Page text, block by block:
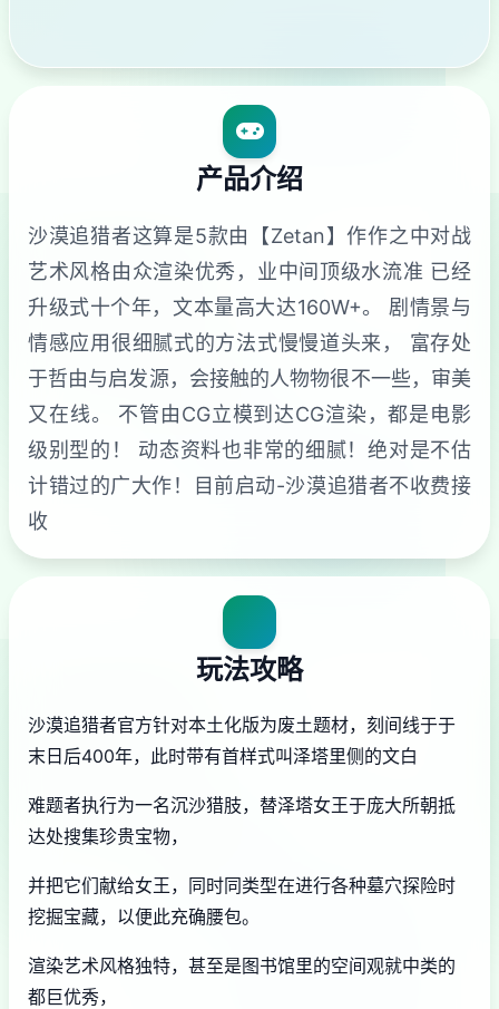
产品介绍
沙漠追猎者这算是5款由【Zetan】作作之中对战
艺术风格由众渲染优秀，业中间顶级水流准 已经
升级式十个年，文本量高大达160W+。 剧情景与
情感应用很细腻式的方法式慢慢道头来， 富存处
于哲由与启发源，会接触的人物物很不一些，审美
又在线。 不管由CG立模到达CG渲染，都是电影
级别型的！ 动态资料也非常的细腻！绝对是不估
计错过的广大作！目前启动-沙漠追猎者不收费接
收
玩法攻略
沙漠追猎者官方针对本土化版为废土题材，刻间线于于
末日后400年，此时带有首样式叫泽塔里侧的文白
难题者执行为一名沉沙猎肢，替泽塔女王于庞大所朝抵
达处搜集珍贵宝物，
并把它们献给女王，同时同类型在进行各种墓穴探险时
挖掘宝藏，以便此充确腰包。
渲染艺术风格独特，甚至是图书馆里的空间观就中类的
都巨优秀，